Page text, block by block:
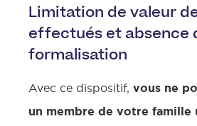
Limitation de valeur
effectués et absence
formalisation
Avec ce dispositif, vous ne
un membre de votre famille